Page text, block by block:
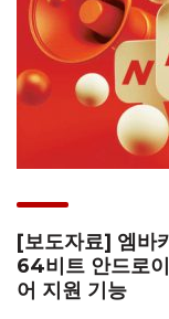
[보도자료] 엠바
64비트 안드로
어 지원 기능